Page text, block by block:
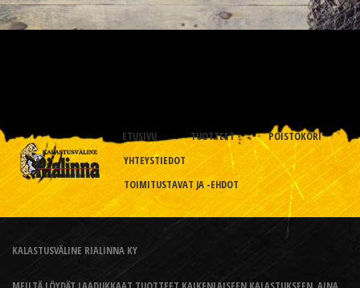
ETUSIVU TUOTTEET
POISTOKORI
YHTEYSTIEDOT
TOIMITUSTAVAT JA -EHDOT
KALASTUSVÄLINE RIALINNA KY